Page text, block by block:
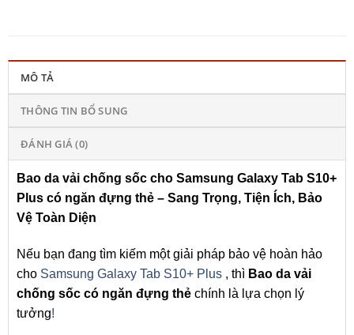
MÔ TẢ
THÔNG TIN BỔ SUNG
ĐÁNH GIÁ (0)
Bao da vải chống sốc cho Samsung Galaxy Tab S10+
Plus có ngăn đựng thẻ – Sang Trọng, Tiện Ích, Bảo
Vệ Toàn Diện
Nếu bạn đang tìm kiếm một giải pháp bảo vệ hoàn hảo
cho Samsung Galaxy Tab S10+ Plus , thì Bao da vải
chống sốc có ngăn đựng thẻ chính là lựa chọn lý
tưởng!